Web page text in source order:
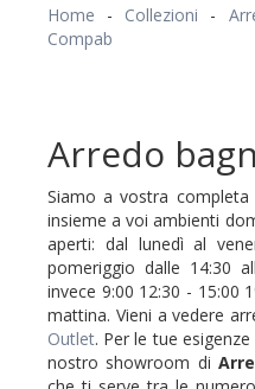
Home - Collezioni -
Compab
Arredo
Siamo a vostra completa
insieme a voi ambienti
aperti: dal lunedì al
pomeriggio dalle 14:30
invece 9:00 12:30 - 15:00
mattina. Vieni a vedere
Outlet. Per le tue
nostro showroom di